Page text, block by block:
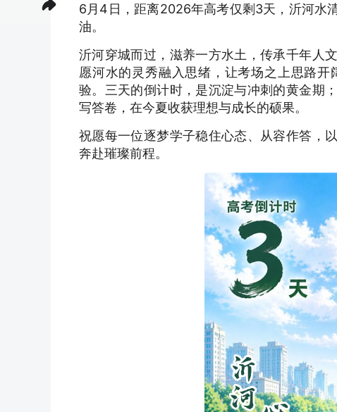
6月4日，距离2026年高考仅剩3天，沂河水
油。
沂河穿城而过，滋养一方水土，传承千年人
愿河水的灵秀融入思绪，让考场之上思路
验。三天的倒计时，是沉淀与冲刺的黄金期
写答卷，在今夏收获理想与成长的硕果。
祝愿每一位逐梦学子稳住心态、从容作答，
奔赴璀璨前程。